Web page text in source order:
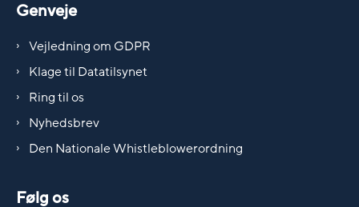
Genveje
Vejledning om GDPR
Klage til Datatilsynet
Ring til os
Nyhedsbrev
Den Nationale Whistleblowerordning
Følg os